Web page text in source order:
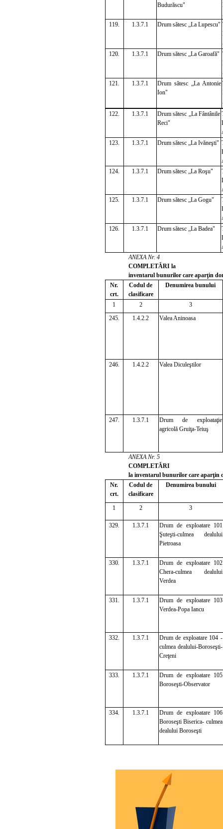
Budurăscu"
119.
1.3.7.1 Drum sătesc „La Lupescu"
120.
1.3.7.1 Drum sătesc „La Garoafă"
121.
1.3.7.1
Drum sătesc „La Antonie
Ion"
122.
1.3.7.1
Drum sătesc „La Fântânile
Reci"
123.
1.3.7.1 Drum sătesc „La Ivăneşti"
124.
1.3.7.1 Drum sătesc „La Roşu"
125.
1.3.7.1 Drum sătesc „La Gogu"
126.
1.3.7.1 Drum sătesc „La Badea"
ANEXA Nr. 4
COMPLETĂRI la
inventarul bunurilor care aparţin
Nr.
crt.
Codul de
clasificare
Denumirea bunului
1 2
3
245.
1.4.2.2 Valea Aninoasa
246. 1.4.2.2 Valea Diculeştilor
247. 1.3.7.1
Drum de exploataţie
agricolă Gruiţa-Teiuş
ANEXA Nr. 5
COMPLETĂRI
la inventarul bunurilor care aparţin
Nr.
crt.
Codul de
clasificare
Denumirea bunului
1 2 3
329. 1.3.7.1
Drum de exploatare 101
Şuteşti-culmea dealului
Pietroasa
330. 1.3.7.1
Drum de exploatare 102
Chera-culmea dealului
Verdea
331. 1.3.7.1
Drum de exploatare 103
Verdea-Popa Iancu
332. 1.3.7.1
Drum de exploatare 104 -
culmea dealului-Boroseşti-
Creţeni
333. 1.3.7.1
Drum de exploatare 105
Boroseşti-Observator
334. 1.3.7.1
Drum de exploatare 106
Boroseşti Biserica- culmea
dealului Boroseşti